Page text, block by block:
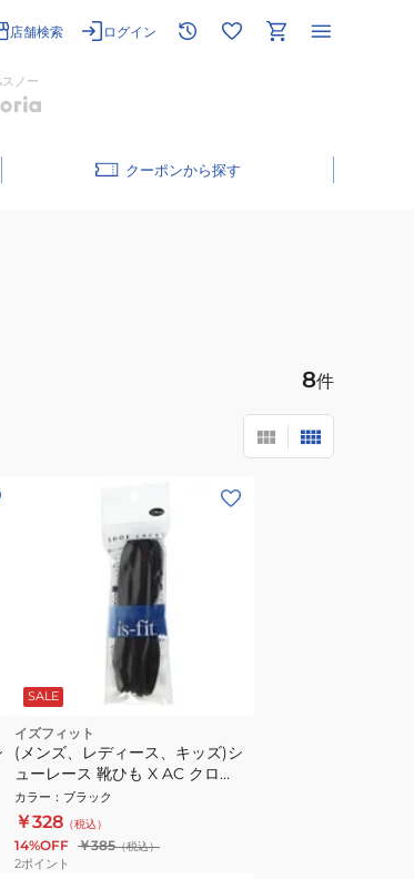
店舗検索 ログイン
ノー
クーポン
8件
SALE
イズフィット
(メンズ、レディース、キッズ)シ
ューレース 靴ひも X AC クロ
120cm
カラー ： ブラック
￥328 （税込）
14%OFF ￥385（税込）
2ポイント